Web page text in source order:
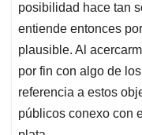
posibilidad hace tan
entiende entonces
plausible. Al
por fin con algo de
referencia a estos
públicos conexo con